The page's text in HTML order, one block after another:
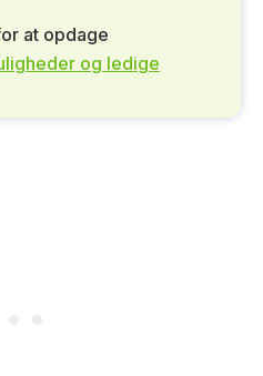
at opdage
og ledige